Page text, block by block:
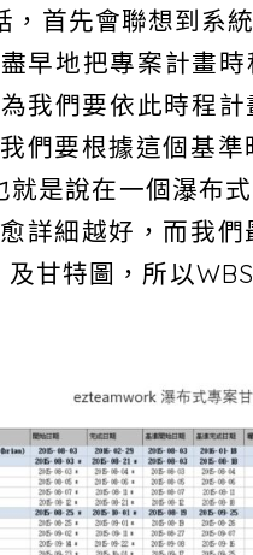
首先會聯想到系
早地把專案計畫
我們要依此時程
們要根據這個基
就是說在一個瀑布
詳細越好，而我
甘特圖，所以